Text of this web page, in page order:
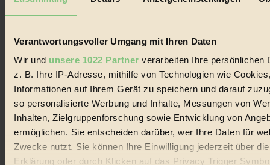
Verantwortungsvoller Umgang mit Ihren Daten
Wir und unsere 1022 Partner verarbeiten Ihre persönlichen
z. B. Ihre IP-Adresse, mithilfe von Technologien wie
Informationen auf Ihrem Gerät zu speichern und darauf
so personalisierte Werbung und Inhalte, Messungen von
Inhalten, Zielgruppenforschung sowie Entwicklung von
ermöglichen. Sie entscheiden darüber, wer Ihre Daten für
Zwecke nutzt. Sie können Ihre Einwilligung jederzeit über
Erklärung oder durch Klicken auf das Privacy Trigger
Biorama steht für einen nachhaltigen Lebensstil und bewussten
Lebenswandel. Es ist eine moderne Plattform für Ideen, Menschen
Handels mit Bioprodukten, des Fair-Trade sowie der Branche
alternativer Energien.
Social Media
22.601 Fans auf Facebook
3.415 Follower auf Twitter
Folge uns auf Instagram
Themen
Bio